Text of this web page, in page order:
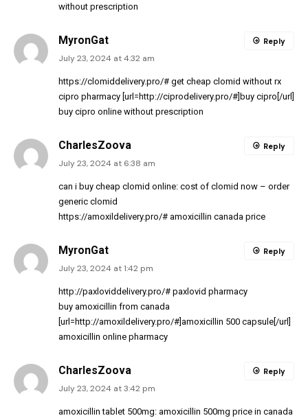
without prescription
MyronGat
July 23, 2024 at 4:32 am
https://clomiddelivery.pro/# get cheap clomid without rx
cipro pharmacy [url=http://ciprodelivery.pro/#]buy cipro[/url]
buy cipro online without prescription
Reply
CharlesZoova
July 23, 2024 at 6:38 am
can i buy cheap clomid online: cost of clomid now – order
generic clomid
https://amoxildelivery.pro/# amoxicillin canada price
Reply
MyronGat
July 23, 2024 at 1:42 pm
http://paxloviddelivery.pro/# paxlovid pharmacy
buy amoxicillin from canada
[url=http://amoxildelivery.pro/#]amoxicillin 500 capsule[/url]
amoxicillin online pharmacy
Reply
CharlesZoova
July 23, 2024 at 3:42 pm
amoxicillin tablet 500mg: amoxicillin 500mg price in canada
Reply